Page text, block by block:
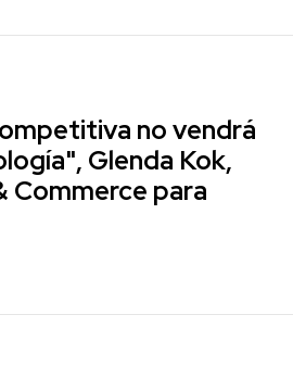
no vendrá
Glenda Kok,
Commerce para